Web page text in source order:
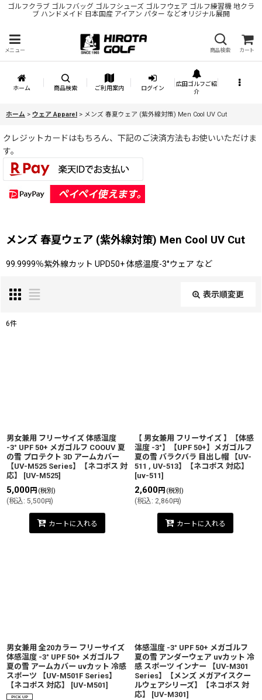
ゴルフクラブ ゴルフバッグ ゴルフシューズ ゴルフウェア ゴルフ練習機 地クラ
ブ ハンドメイド 日本国産 アイアン パター などオリジナル展開
メニュー 商品検索 カート
ホーム 商品検索 ご利用案内 ログイン
広田ゴルフご紹
介
ホーム > ウェア Apparel > メンズ 春夏ウェア (紫外線対策) Men Cool UV Cut
クレジットカードはもちろん、下記のご決済方法もお使いいただけま
す。
メンズ 春夏ウェア (紫外線対策) Men Cool UV Cut
99.9999％紫外線カット UPD50+ 体感温度-3°ウェア など
表示順変更
6件
男女兼用 フリーサイズ 体感温度
-3° UPF 50+ メガゴルフ COOUV 夏
の雪 プロテクト 3D アームカバー
【UV-M525 Series】【ネコポス 対
応】
[UV-M525]
5,000円 (税別)
(税込: 5,500 円)
カートに入れる
【 男女兼用 フリーサイズ 】【体感
温度 -3°】【UPF 50+】メガゴルフ
夏の雪 バラクバラ 目出し帽 【UV-
511 , UV-513】【ネコポス 対応】
[uv-511]
2,600円 (税別)
(税込: 2,860 円)
カートに入れる
男女兼用 全20カラー フリーサイズ
体感温度 -3° UPF 50+ メガゴルフ
夏の雪 アームカバー uvカット 冷感
スポーツ 【UV-M501F Series】
【ネコポス 対応】
[UV-M501]
体感温度 -3° UPF 50+ メガゴルフ
夏の雪 アンダーウェア uvカット 冷
感 スポーツ インナー 【UV-M301
Series】【メンズ メガアイスクー
ルウェアシリーズ】【ネコポス 対
応】
[UV-M301]